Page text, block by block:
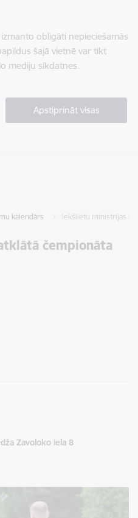
obligāti nepieciešamās
šajā vietnē var tikt
mediju sīkdatnes.
Apstiprināt visas
kalendārs Iekšlietu ministrijas
čempionāta
Zavoloko iela 8